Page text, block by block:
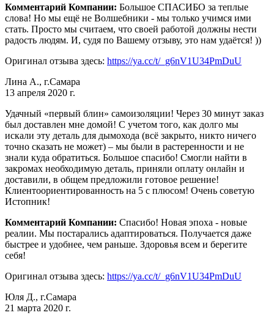
Комментарий Компании: Большое СПАСИБО за теплые
слова! Но мы ещё не Волшебники - мы только учимся ими
стать. Просто мы считаем, что своей работой должны нести
радость людям. И, судя по Вашему отзыву, это нам удаётся! ))
Оригинал отзыва здесь: https://ya.cc/t/_g6nV1U34PmDuU
Лина А., г.Самара
13 апреля 2020 г.
Удачный «первый блин» самоизоляции! Через 30 минут заказ
был доставлен мне домой! С учетом того, как долго мы
искали эту деталь для дымохода (всё закрыто, никто ничего
точно сказать не может) – мы были в растеренности и не
знали куда обратиться. Большое спасибо! Смогли найти в
закромах необходимую деталь, приняли оплату онлайн и
доставили, в общем предложили готовое решение!
Клиентоориентированность на 5 с плюсом! Очень советую
Истопник!
Комментарий Компании: Спасибо! Новая эпоха - новые
реалии. Мы постарались адаптироваться. Получается даже
быстрее и удобнее, чем раньше. Здоровья всем и берегите
себя!
Оригинал отзыва здесь: https://ya.cc/t/_g6nV1U34PmDuU
Юля Д., г.Самара
21 марта 2020 г.